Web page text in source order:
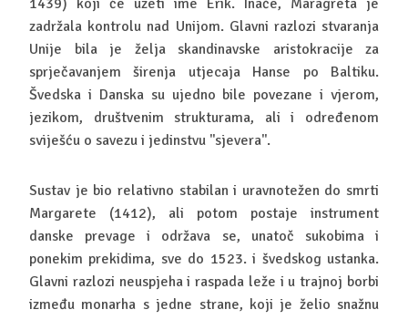
zadržala kontrolu nad Unijom. Glavni razlozi stvaranja
Unije bila je želja skandinavske aristokracije za
sprječavanjem širenja utjecaja Hanse po Baltiku.
Švedska i Danska su ujedno bile povezane i vjerom,
jezikom, društvenim strukturama, ali i određenom
sviješću o savezu i jedinstvu ''sjevera''.
Sustav je bio relativno stabilan i uravnotežen do smrti
Margarete (1412), ali potom postaje instrument
danske prevage i održava se, unatoč sukobima i
ponekim prekidima, sve do 1523. i švedskog ustanka.
Glavni razlozi neuspjeha i raspada leže i u trajnoj borbi
između monarha s jedne strane, koji je želio snažnu